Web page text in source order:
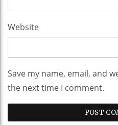
Website
Save my name, email, and
the next time I comment.